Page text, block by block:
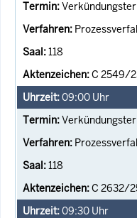
118
C 2549/
09:00 Uhr
118
C 2632/
09:30 Uhr